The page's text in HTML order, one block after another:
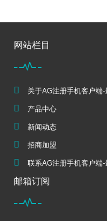
网站栏目
关于AG注册手机客户端
产品中心
新闻动态
招商加盟
联系AG注册手机客户端
邮箱订阅